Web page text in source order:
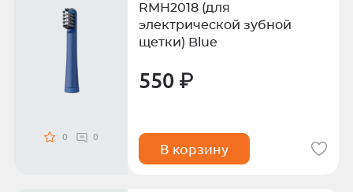
0 0
RMH2018 (для
электрической зубной
щетки) Blue
550 ₽
В корзину